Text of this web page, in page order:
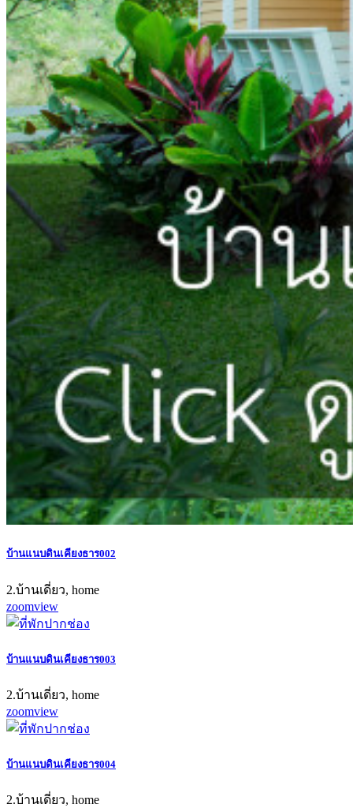
บ้านแนบดินเคียงธาร002
2.บ้านเดี่ยว, home
zoomview
บ้านแนบดินเคียงธาร003
2.บ้านเดี่ยว, home
zoomview
บ้านแนบดินเคียงธาร004
2.บ้านเดี่ยว, home